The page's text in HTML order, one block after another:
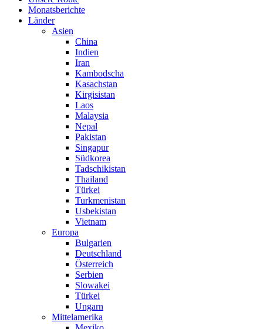
Monatsberichte
Länder
Asien
China
Indien
Iran
Kambodscha
Kasachstan
Kirgisistan
Laos
Malaysia
Nepal
Pakistan
Singapur
Südkorea
Tadschikistan
Thailand
Türkei
Turkmenistan
Usbekistan
Vietnam
Europa
Bulgarien
Deutschland
Österreich
Serbien
Slowakei
Türkei
Ungarn
Mittelamerika